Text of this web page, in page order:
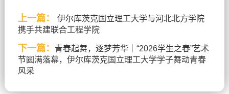
上一篇：
伊尔库茨克国立理工大学与河北北方学院
携手共建联合工程学院
下一篇：
青春起舞，逐梦芳华｜“2026学生之春”艺术
节圆满落幕，伊尔库茨克国立理工大学学子舞动青春
风采